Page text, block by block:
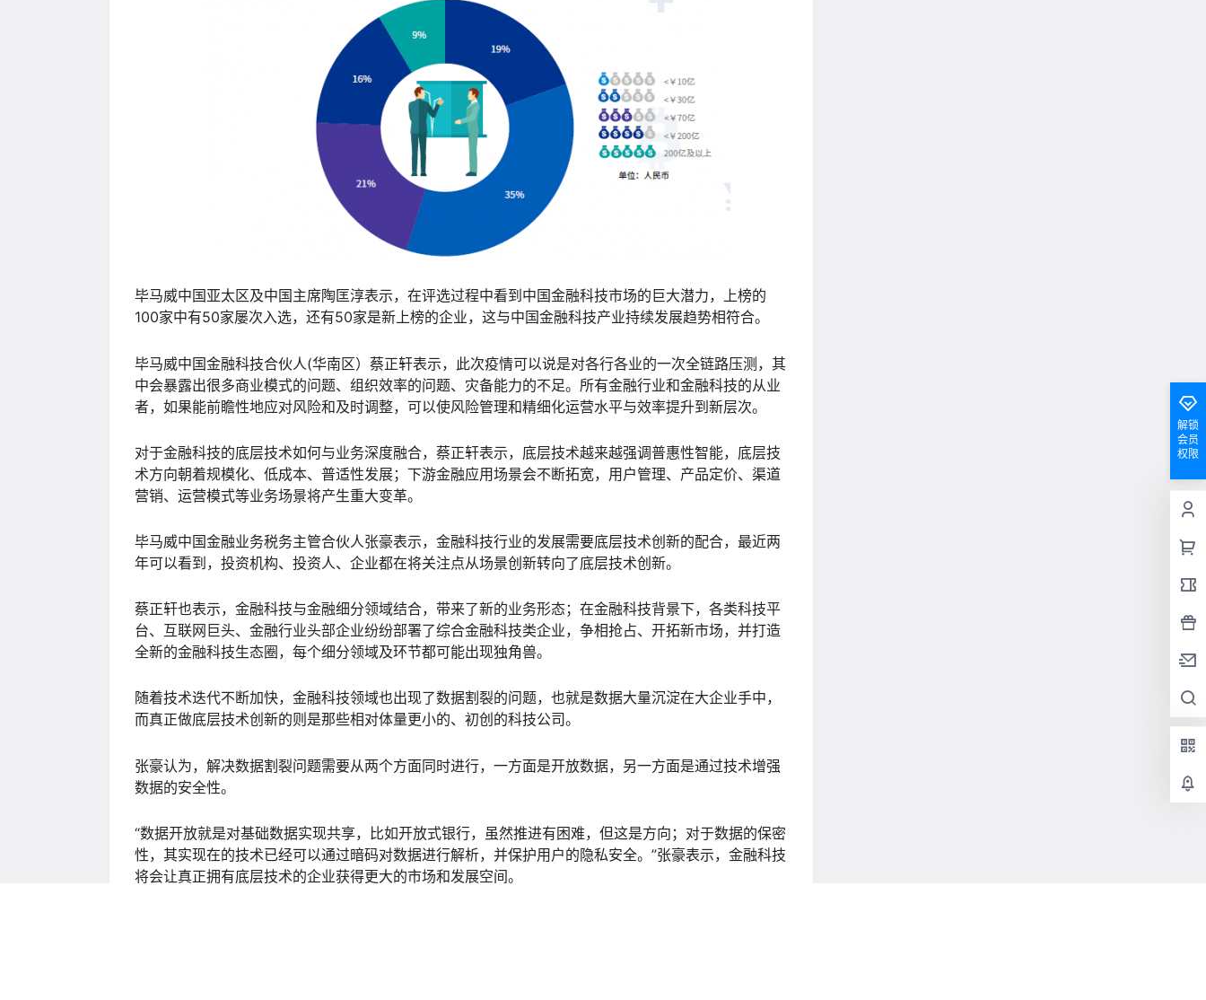
毕马威中国亚太区及中国主席陶匡淳表示，在评选过程中看到中国金融科技市场的巨大潜力，上榜的
100家中有50家屡次入选，还有50家是新上榜的企业，这与中国金融科技产业持续发展趋势相符合。
毕马威中国金融科技合伙人(华南区）蔡正轩表示，此次疫情可以说是对各行各业的一次全链路压测，其
中会暴露出很多商业模式的问题、组织效率的问题、灾备能力的不足。所有金融行业和金融科技的从业
者，如果能前瞻性地应对风险和及时调整，可以使风险管理和精细化运营水平与效率提升到新层次。
对于金融科技的底层技术如何与业务深度融合，蔡正轩表示，底层技术越来越强调普惠性智能，底层技
术方向朝着规模化、低成本、普适性发展；下游金融应用场景会不断拓宽，用户管理、产品定价、渠道
营销、运营模式等业务场景将产生重大变革。
毕马威中国金融业务税务主管合伙人张豪表示，金融科技行业的发展需要底层技术创新的配合，最近两
年可以看到，投资机构、投资人、企业都在将关注点从场景创新转向了底层技术创新。
蔡正轩也表示，金融科技与金融细分领域结合，带来了新的业务形态；在金融科技背景下，各类科技平
台、互联网巨头、金融行业头部企业纷纷部署了综合金融科技类企业，争相抢占、开拓新市场，并打造
全新的金融科技生态圈，每个细分领域及环节都可能出现独角兽。
随着技术迭代不断加快，金融科技领域也出现了数据割裂的问题，也就是数据大量沉淀在大企业手中，
而真正做底层技术创新的则是那些相对体量更小的、初创的科技公司。
张豪认为，解决数据割裂问题需要从两个方面同时进行，一方面是开放数据，另一方面是通过技术增强
数据的安全性。
“数据开放就是对基础数据实现共享，比如开放式银行，虽然推进有困难，但这是方向；对于数据的保密
性，其实现在的技术已经可以通过暗码对数据进行解析，并保护用户的隐私安全。”张豪表示，金融科技
将会让真正拥有底层技术的企业获得更大的市场和发展空间。
解锁
会员
权限